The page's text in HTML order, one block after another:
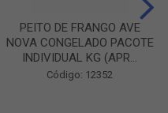
PEITO DE FRANGO AVE
NOVA CONGELADO PACOTE
INDIVIDUAL KG (APR...
Código: 12352